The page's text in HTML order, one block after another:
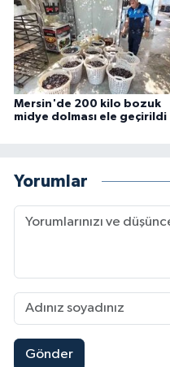
Mersin'de 200 kilo bozuk
midye dolması ele geçirildi
Yorumlar
Gönder